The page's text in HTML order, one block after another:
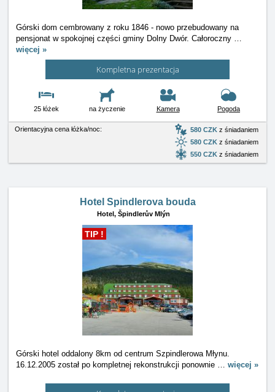
Górski dom cembrowany z roku 1846 - nowo przebudowany na
pensjonat w spokojnej części gminy Dolny Dwór. Całoroczny …
więcej »
Kompletna prezentacja
25 łóżek na życzenie Kamera Pogoda
Orientacyjna cena łóżka/noc: 580 CZK z śniadaniem
580 CZK z śniadaniem
550 CZK z śniadaniem
Hotel Spindlerova bouda
Hotel, Špindlerův Mlýn
TIP !
Górski hotel oddalony 8km od centrum Szpindlerowa Młynu.
16.12.2005 został po kompletnej rekonstrukcji ponownie … więcej »